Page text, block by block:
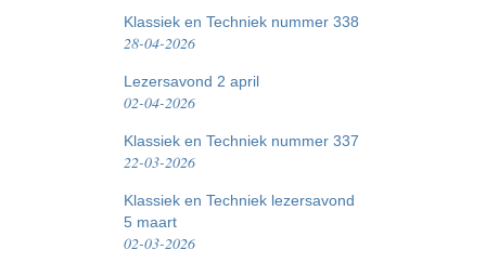
Klassiek en Techniek nummer 338
28-04-2026
Lezersavond 2 april
02-04-2026
Klassiek en Techniek nummer 337
22-03-2026
Klassiek en Techniek lezersavond
5 maart
02-03-2026